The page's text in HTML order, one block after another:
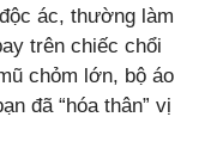
ác, thường làm
trên chiếc chổi
chỏm lớn, bộ áo
đã “hóa thân” vị